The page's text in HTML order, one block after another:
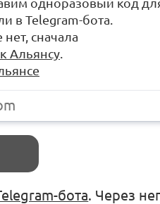
одноразовый код
в Telegram-бота.
сначала
Альянсу.
бота. Через